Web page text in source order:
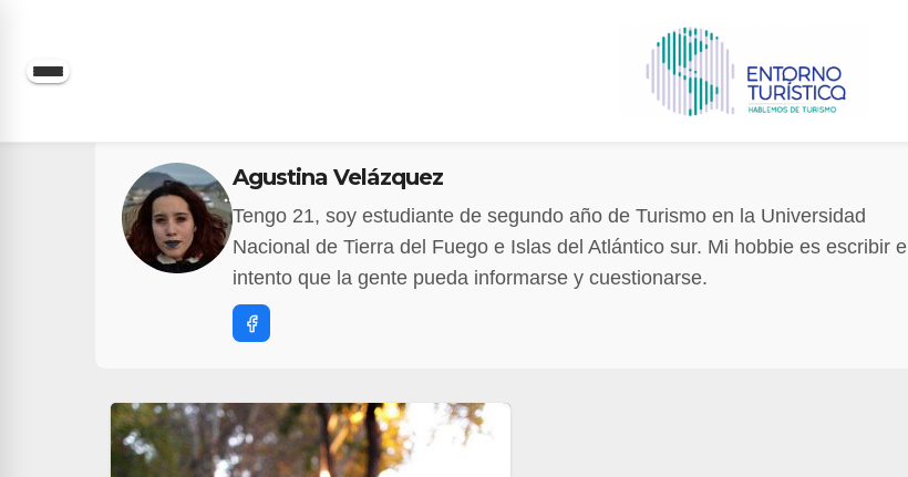
Saltar
Agustina Velázquez
Tengo 21, soy estudiante de segundo año de Turismo en la Universidad
Nacional de Tierra del Fuego e Islas del Atlántico sur. Mi hobbie es escribir e
intento que la gente pueda informarse y cuestionarse.